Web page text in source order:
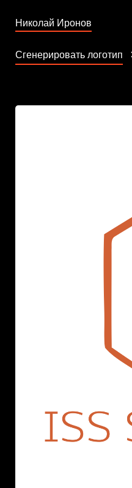
Николай Иронов
Сгенерировать логотип